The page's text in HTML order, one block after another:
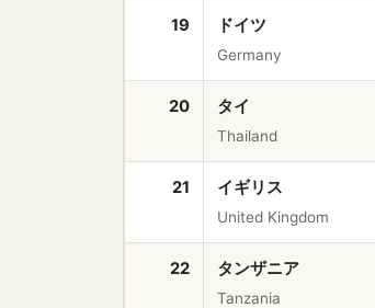
19 ドイツ
Germany
20 タイ
Thailand
21 イギリス
United Kingdom
22 タンザニア
Tanzania